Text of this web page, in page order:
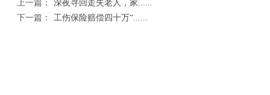
上一篇：
深夜寻回走失老人，家......
下一篇：
工伤保险赔偿四十万“......